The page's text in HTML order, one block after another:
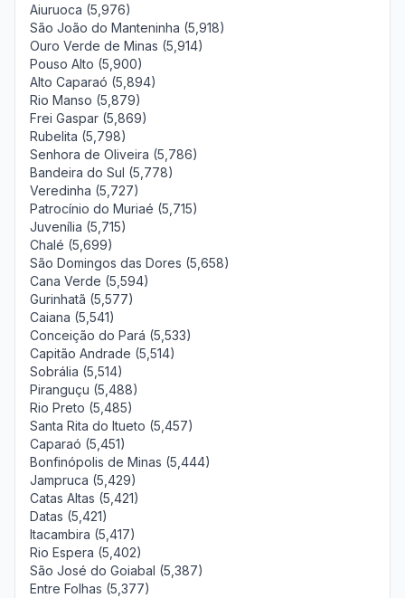
Aiuruoca (5,976)
São João do Manteninha (5,918)
Ouro Verde de Minas (5,914)
Pouso Alto (5,900)
Alto Caparaó (5,894)
Rio Manso (5,879)
Frei Gaspar (5,869)
Rubelita (5,798)
Senhora de Oliveira (5,786)
Bandeira do Sul (5,778)
Veredinha (5,727)
Patrocínio do Muriaé (5,715)
Juvenília (5,715)
Chalé (5,699)
São Domingos das Dores (5,658)
Cana Verde (5,594)
Gurinhatã (5,577)
Caiana (5,541)
Conceição do Pará (5,533)
Capitão Andrade (5,514)
Sobrália (5,514)
Piranguçu (5,488)
Rio Preto (5,485)
Santa Rita do Itueto (5,457)
Caparaó (5,451)
Bonfinópolis de Minas (5,444)
Jampruca (5,429)
Catas Altas (5,421)
Datas (5,421)
Itacambira (5,417)
Rio Espera (5,402)
São José do Goiabal (5,387)
Entre Folhas (5,377)